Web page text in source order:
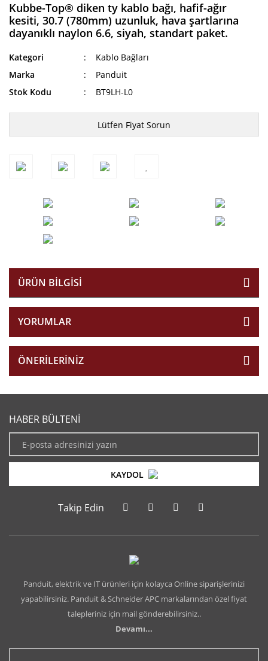
Kubbe-Top® diken ty kablo bağı, hafif-ağır
kesiti, 30.7 (780mm) uzunluk, hava şartlarına
dayanıklı naylon 6.6, siyah, standart paket.
Kategori
Kablo Bağları
Marka
Panduit
Stok Kodu
BT9LH-L0
Lütfen Fiyat Sorun
ÜRÜN BILGISI
YORUMLAR
ÖNERILERINIZ
HABER BÜLTENİ
KAYDOL
Takip Edin
Panduit, elektrik ve IT ürünleri için kolayca Online siparişlerinizi
yapabilirsiniz. Panduit & Schneider APC markalarından özel fiyat
talepleriniz için mail gönderebilirsiniz..
Devamı...